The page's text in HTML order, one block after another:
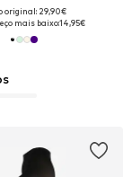
original: 29,90€
mais baixo:14,95€